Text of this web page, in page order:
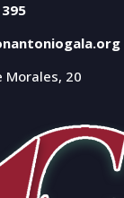
Morales, 20